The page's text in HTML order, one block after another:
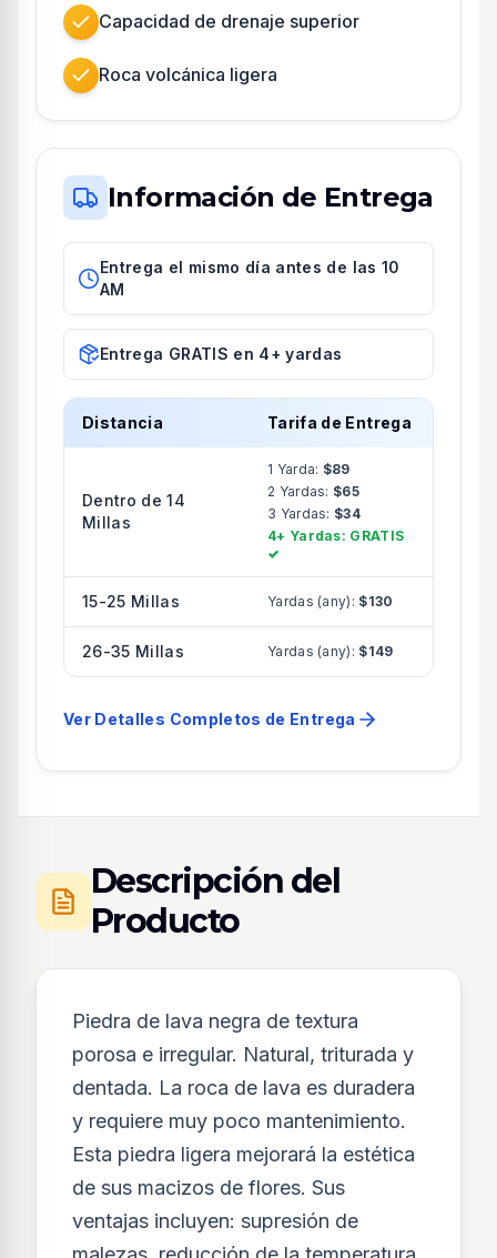
Capacidad de drenaje superior
Roca volcánica ligera
Información de Entrega
Entrega el mismo día antes de las 10
AM
Entrega GRATIS en 4+ yardas
Distancia Tarifa de Entrega
Dentro de 14
Millas
1 Yarda: $89
2 Yardas: $65
3 Yardas: $34
4+ Yardas: GRATIS
✓
15-25 Millas Yardas (any): $130
26-35 Millas Yardas (any): $149
Ver Detalles Completos de Entrega
Descripción del
Producto
Piedra de lava negra de textura
porosa e irregular. Natural, triturada y
dentada. La roca de lava es duradera
y requiere muy poco mantenimiento.
Esta piedra ligera mejorará la estética
de sus macizos de flores. Sus
ventajas incluyen: supresión de